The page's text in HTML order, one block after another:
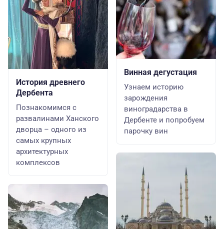
История древнего
Дербента
Познакомимся с
развалинами Ханского
дворца – одного из
самых крупных
архитектурных
комплексов
Винная дегустация
Узнаем историю
зарождения
виноградарства в
Дербенте и попробуем
парочку вин